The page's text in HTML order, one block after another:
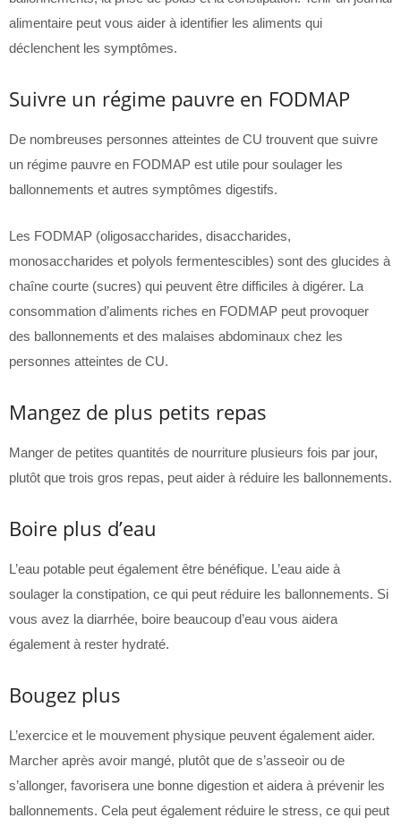
alimentaire peut vous aider à identifier les aliments qui
déclenchent les symptômes.
Suivre un régime pauvre en FODMAP
De nombreuses personnes atteintes de CU trouvent que suivre
un régime pauvre en FODMAP est utile pour soulager les
ballonnements et autres symptômes digestifs.
Les FODMAP (oligosaccharides, disaccharides,
monosaccharides et polyols fermentescibles) sont des glucides à
chaîne courte (sucres) qui peuvent être difficiles à digérer. La
consommation d’aliments riches en FODMAP peut provoquer
des ballonnements et des malaises abdominaux chez les
personnes atteintes de CU.
Mangez de plus petits repas
Manger de petites quantités de nourriture plusieurs fois par jour,
plutôt que trois gros repas, peut aider à réduire les ballonnements.
Boire plus d’eau
L’eau potable peut également être bénéfique. L’eau aide à
soulager la constipation, ce qui peut réduire les ballonnements. Si
vous avez la diarrhée, boire beaucoup d’eau vous aidera
également à rester hydraté.
Bougez plus
L’exercice et le mouvement physique peuvent également aider.
Marcher après avoir mangé, plutôt que de s’asseoir ou de
s’allonger, favorisera une bonne digestion et aidera à prévenir les
ballonnements. Cela peut également réduire le stress, ce qui peut